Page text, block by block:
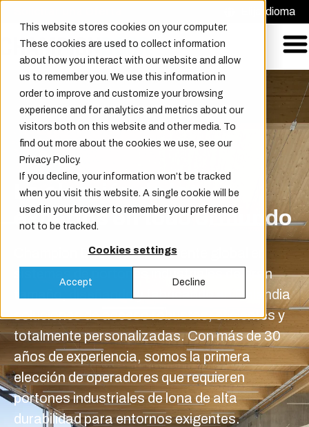
This website stores cookies on your computer.
These cookies are used to collect information
about how you interact with our website and allow
us to remember you. We use this information in
order to improve and customize your browsing
experience and for analytics and metrics about our
visitors both on this website and other media. To
find out more about the cookies we use, see our
Privacy Policy.
If you decline, your information won’t be tracked
when you visit this website. A single cookie will be
used in your browser to remember your preference
not to be tracked.
Cookies settings
Accept Decline
Elija idioma
La elección de los
expertos en todo el mundo
Champion Door es un referente global en
sistemas de portones industriales de gran
tamaño, diseñando y fabricando en Finlandia
soluciones de acceso robustas, eficientes y
totalmente personalizadas. Con más de 30
años de experiencia, somos la primera
elección de operadores que requieren
portones industriales de lona de alta
durabilidad para entornos exigentes.